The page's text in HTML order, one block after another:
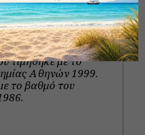
από το
Ενόπλων
τιμήθηκε με το
Αθηνών 1999.
το βαθμό του